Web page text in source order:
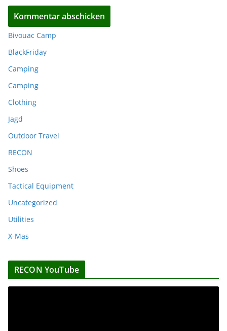
Bivouac Camp
BlackFriday
Camping
Camping
Clothing
Jagd
Outdoor Travel
RECON
Shoes
Tactical Equipment
Uncategorized
Utilities
X-Mas
RECON YouTube